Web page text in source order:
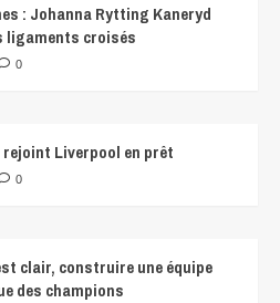
: Johanna Rytting Kaneryd
ligaments croisés
0
rejoint Liverpool en prêt
0
clair, construire une équipe
des champions